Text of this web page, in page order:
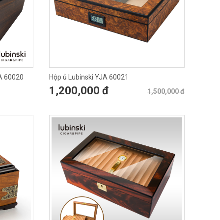
60020
Hộp ủ Lubinski YJA 60021
1,500,000 đ
1,200,000 đ